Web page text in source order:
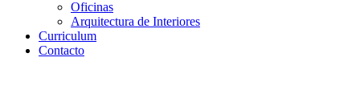
Oficinas
Arquitectura de Interiores
Curriculum
Contacto